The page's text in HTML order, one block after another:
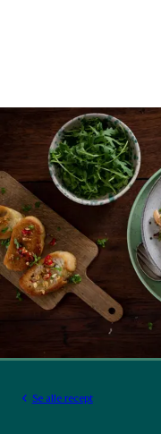
Se alle recept